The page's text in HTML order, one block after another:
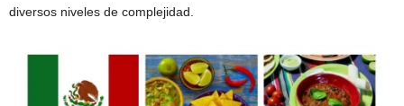
diversos niveles de complejidad.